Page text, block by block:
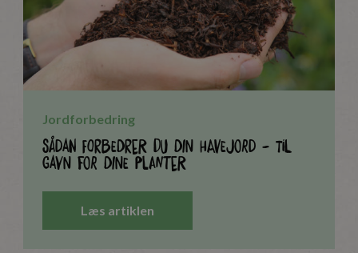
Jordforbedring
Sådan forbedrer du din havejord - til
gavn for dine planter
Læs artiklen